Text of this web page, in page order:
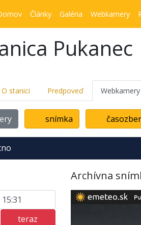
Články Galéria Webkamery
Pukanec
O stanici Predpoveď Webkamery
snímka
teraz
Archívna